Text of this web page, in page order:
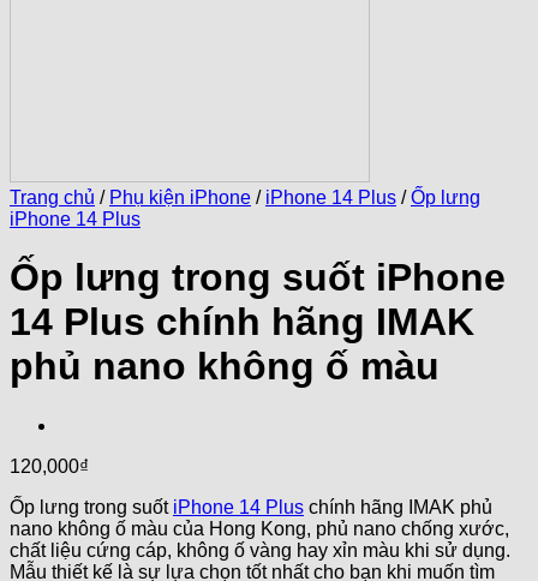
Trang chủ / Phụ kiện iPhone / iPhone 14 Plus / Ốp lưng
iPhone 14 Plus
Ốp lưng trong suốt iPhone
14 Plus chính hãng IMAK
phủ nano không ố màu
120,000₫
Ốp lưng trong suốt iPhone 14 Plus chính hãng IMAK phủ
nano không ố màu của Hong Kong, phủ nano chống xước,
chất liệu cứng cáp, không ố vàng hay xỉn màu khi sử dụng.
Mẫu thiết kế là sự lựa chọn tốt nhất cho bạn khi muốn tìm